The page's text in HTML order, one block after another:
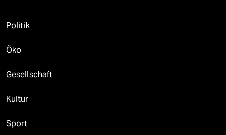
Politik
Öko
Gesellschaft
Kultur
Sport